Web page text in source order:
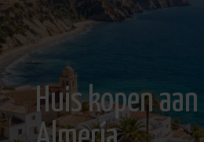
Huis kopen aan